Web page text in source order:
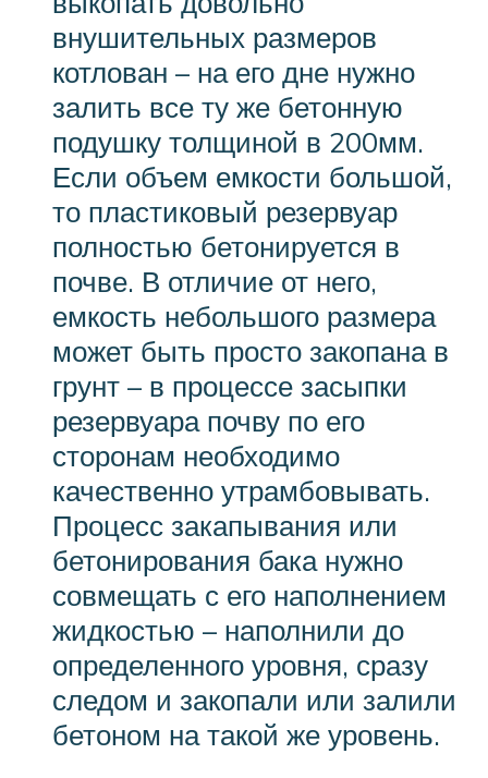
внушительных размеров
котлован – на его дне нужно
залить все ту же бетонную
подушку толщиной в 200мм.
Если объем емкости большой,
то пластиковый резервуар
полностью бетонируется в
почве. В отличие от него,
емкость небольшого размера
может быть просто закопана в
грунт – в процессе засыпки
резервуара почву по его
сторонам необходимо
качественно утрамбовывать.
Процесс закапывания или
бетонирования бака нужно
совмещать с его наполнением
жидкостью – наполнили до
определенного уровня, сразу
следом и закопали или залили
бетоном на такой же уровень.